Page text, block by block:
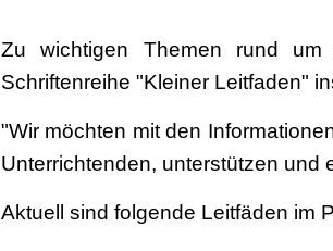
Zu wichtigen Themen rund
Schriftenreihe "Kleiner Leitfaden"
"Wir möchten mit den
Unterrichtenden, unterstützen und
Aktuell sind folgende Leitfäden im